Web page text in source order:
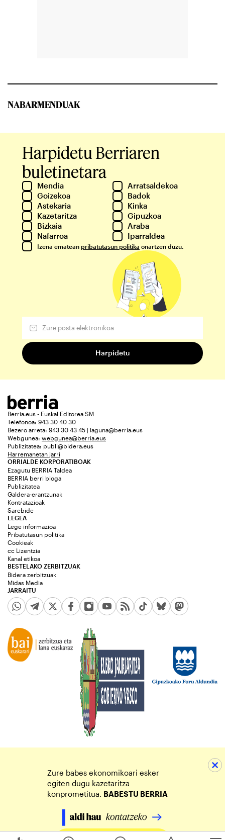
NABARMENDUAK
Harpidetu Berriaren
buletinetara
Mendia
Arratsaldekoa
Goizekoa
Badok
Astekaria
Kinka
Kazetaritza
Gipuzkoa
Bizkaia
Araba
Nafarroa
Iparraldea
Izena ematean pribatutasun politika onartzen duzu.
Berria.eus - Euskal Editorea SM
Telefonoa: 943 30 40 30
Bezero arreta: 943 30 43 45 | laguna@berria.eus
Webgunea: webgunea@berria.eus
Publizitatea: publi@bidera.eus
Harremanetan jarri
ORRIALDE KORPORATIBOAK
Ezagutu BERRIA Taldea
BERRIA berri bloga
Publizitatea
Galdera-erantzunak
Kontratazioak
Sarebide
JARRAITU
LEGEA
Lege informazioa
Pribatutasun politika
Cookieak
cc Lizentzia
Kanal etikoa
BESTELAKO ZERBITZUAK
Bidera zerbitzuak
Midas Media
Zure babes ekonomikoari esker
egiten dugu kazetaritza
konprometitua. BABESTU BERRIA